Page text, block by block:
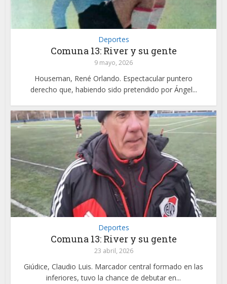
Deportes
Comuna 13: River y su gente
9 mayo, 2026
Houseman, René Orlando. Espectacular puntero
derecho que, habiendo sido pretendido por Ángel...
Deportes
Comuna 13: River y su gente
23 abril, 2026
Giúdice, Claudio Luis. Marcador central formado en las
inferiores, tuvo la chance de debutar en...